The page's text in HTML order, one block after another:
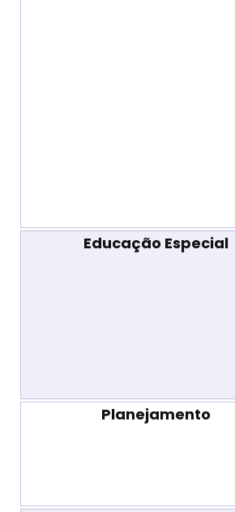
Educação Especial
Planejamento